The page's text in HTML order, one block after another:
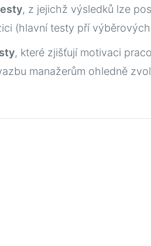
, z jejichž výsledků lze
(hlavní testy pří
, které zjišťují motivaci
manažerům ohledně